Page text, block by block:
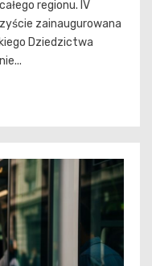
regionu. IV
zainaugurowana
Dziedzictwa